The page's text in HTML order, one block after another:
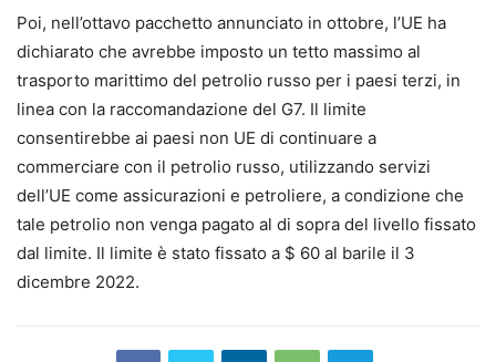
Poi, nell’ottavo pacchetto annunciato in ottobre, l’UE ha
dichiarato che avrebbe imposto un tetto massimo al
trasporto marittimo del petrolio russo per i paesi terzi, in
linea con la raccomandazione del G7. Il limite
consentirebbe ai paesi non UE di continuare a
commerciare con il petrolio russo, utilizzando servizi
dell’UE come assicurazioni e petroliere, a condizione che
tale petrolio non venga pagato al di sopra del livello fissato
dal limite. Il limite è stato fissato a $ 60 al barile il 3
dicembre 2022.